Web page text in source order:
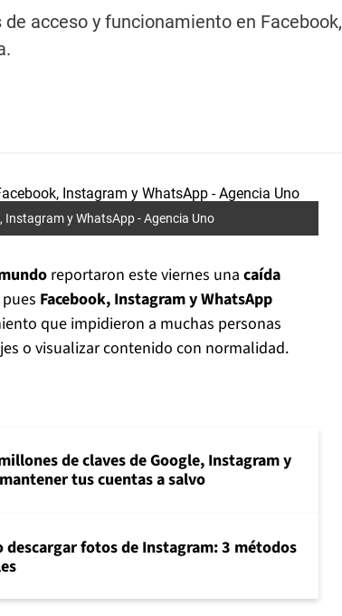
acceso y funcionamiento en
Instagram y WhatsApp -Agencia Uno
reportaron este viernes una caída
pues Facebook, Instagram y WhatsApp
que impidieron a muchas personas
o visualizar contenido con normalidad.
de claves de Google, Instagram y
tus cuentas a salvo
descargar fotos de Instagram: 3 métodos